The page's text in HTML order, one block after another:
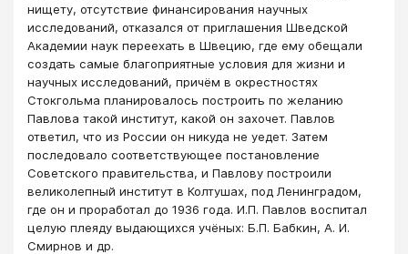
нищету, отсутствие финансирования научных
исследований, отказался от приглашения Шведской
Академии наук переехать в Швецию, где ему обещали
создать самые благоприятные условия для жизни и
научных исследований, причём в окрестностях
Стокгольма планировалось построить по желанию
Павлова такой институт, какой он захочет. Павлов
ответил, что из России он никуда не уедет. Затем
последовало соответствующее постановление
Советского правительства, и Павлову построили
великолепный институт в Колтушах, под Ленинградом,
где он и проработал до 1936 года. И.П. Павлов воспитал
целую плеяду выдающихся учёных: Б.П. Бабкин, А. И.
Смирнов и др.